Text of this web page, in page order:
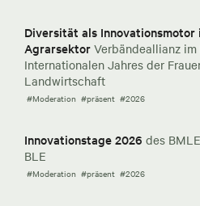
Diversität als Innovationsmotor
Agrarsektor Verbändeallianz im
Internationalen Jahres der
Landwirtschaft
#Moderation #präsent #2026
Innovationstage 2026 des
BLE
#Moderation #präsent #2026